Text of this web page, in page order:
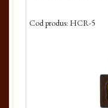
Cod produs: HCR-5